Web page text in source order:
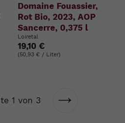
Domaine Fouassier,
Rot Bio, 2023, AOP
Sancerre, 0,375 l
Loiretal
19,10 €
(50,93 € / Liter)
1 von 3
Nächste